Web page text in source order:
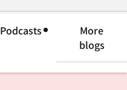
Podcasts
More
blogs